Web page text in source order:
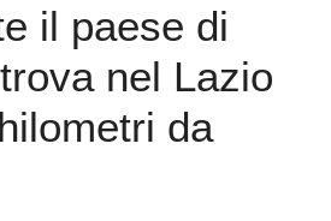
il paese di
nel Lazio
da